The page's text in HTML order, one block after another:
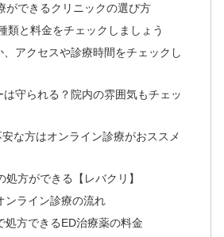
ができるクリニックの選び方
類と料金をチェックしましょう
アクセスや診療時間をチェックし
守られる？院内の雰囲気もチェッ
な方はオンライン診療がおススメ
処方ができる【レバクリ】
ンライン診療の流れ
処方できるED治療薬の料金